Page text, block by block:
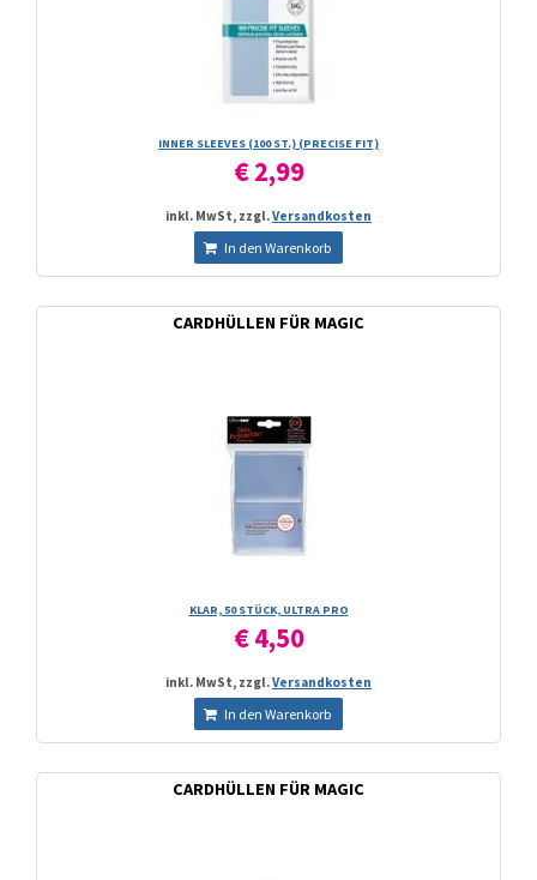
INNER SLEEVES (100 ST.) (PRECISE FIT)
€ 2,99
inkl. MwSt, zzgl.Versandkosten
In den Warenkorb
CARDHÜLLEN FÜR MAGIC
KLAR, 50 STÜCK, ULTRA PRO
€ 4,50
inkl. MwSt, zzgl.Versandkosten
In den Warenkorb
CARDHÜLLEN FÜR MAGIC